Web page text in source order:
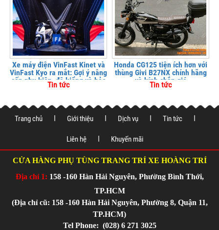
Xe máy điện VinFast Kinet và
VinFast Kyo ra mắt: Gợi ý nâng
cấp phụ kiện, độ kiểng và bảo
vệ xe tại
Tin tức
Honda CG125 tiện ích hơn với
thùng Givi B27NX chính hãng
và kính chắn gió
Tin tức
Trang chủ Giới thiệu Dịch vụ Tin tức
Liên hệ Khuyến mãi
CỬA HÀNG PHỤ TÙNG TRANG TRÍ XE HOÀNG TRÍ
Địa chỉ 1: 158 -160 Hàn Hải Nguyên, Phường Bình Thới,
TP.HCM
(Địa chỉ cũ: 158 -160 Hàn Hải Nguyên, Phường 8, Quận 11,
TP.HCM)
Tel Phone: (028) 6 271 3025